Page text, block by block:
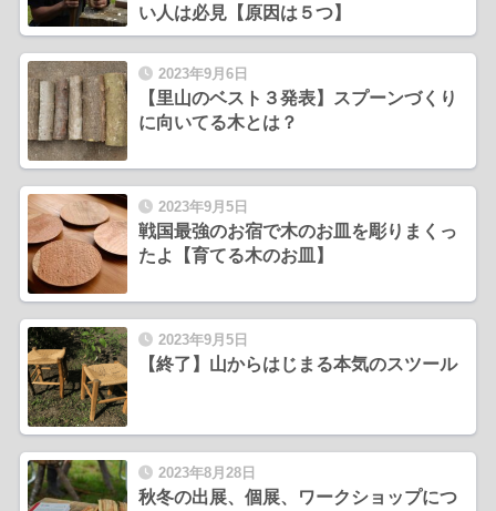
い人は必見【原因は５つ】
2023年9月6日
【里山のベスト３発表】スプーンづくり
に向いてる木とは？
2023年9月5日
戦国最強のお宿で木のお皿を彫りまくっ
たよ【育てる木のお皿】
2023年9月5日
【終了】山からはじまる本気のスツール
2023年8月28日
秋冬の出展、個展、ワークショップにつ